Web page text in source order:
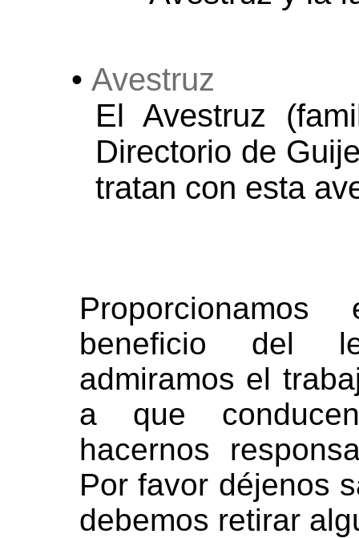
• Avestruz
El Avestruz
Directorio de
tratan con esta
beneficio del
admiramos el
a que
hacernos
Por favor déjenos
debemos retirar